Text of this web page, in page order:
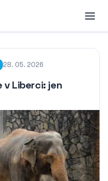
28. 05. 2026
v Liberci: jen